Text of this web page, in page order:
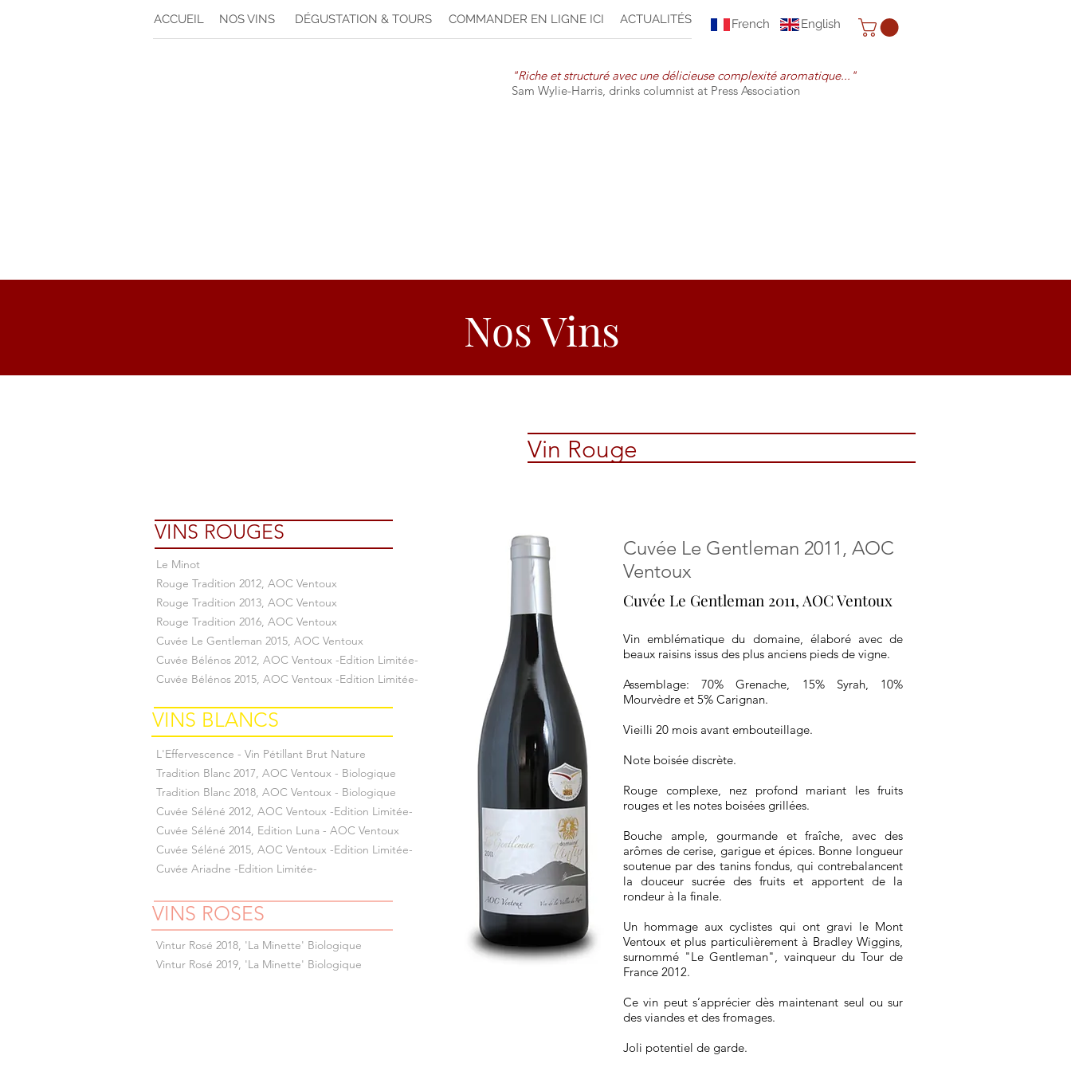
ACCUEIL NOS VINS DÉGUSTATION & TOURS ACTUALITÉS
COMMANDER EN LIGNE ICI French English
"Riche et structuré avec une délicieuse complexité aromatique..."
Sam Wylie-Harris, drinks columnist at Press Association
Nos Vins
Vin Rouge
VINS ROUGES
Le Minot
Rouge Tradition 2012, AOC Ventoux
Rouge Tradition 2013, AOC Ventoux
Rouge Tradition 2016, AOC Ventoux
Cuvée Le Gentleman 2015, AOC Ventoux
Cuvée Bélénos 2012, AOC Ventoux -Edition Limitée-
Cuvée Bélénos 2015, AOC Ventoux -Edition Limitée-
VINS BLANCS
L'Effervescence - Vin Pétillant Brut Nature
Tradition Blanc 2017, AOC Ventoux - Biologique
Tradition Blanc 2018, AOC Ventoux - Biologique
Cuvée Séléné 2012, AOC Ventoux -Edition Limitée-
Cuvée Séléné 2014, Edition Luna - AOC Ventoux
Cuvée Séléné 2015, AOC Ventoux -Edition Limitée-
Cuvée Ariadne -Edition Limitée-
VINS ROSES
Vintur Rosé 2018, 'La Minette' Biologique
Vintur Rosé 2019, 'La Minette' Biologique
Cuvée Le Gentleman 2011, AOC
Ventoux
Cuvée Le Gentleman 2011, AOC Ventoux
Vin emblématique du domaine, élaboré avec de
beaux raisins issus des plus anciens pieds de vigne.
Assemblage: 70% Grenache, 15% Syrah, 10%
Mourvèdre et 5% Carignan.
Vieilli 20 mois avant embouteillage.
Note boisée discrète.
Rouge complexe, nez profond mariant les fruits
rouges et les notes boisées grillées.
Bouche ample, gourmande et fraîche, avec des
arômes de cerise, garigue et épices. Bonne longueur
soutenue par des tanins fondus, qui contrebalancent
la douceur sucrée des fruits et apportent de la
rondeur à la finale.
Un hommage aux cyclistes qui ont gravi le Mont
Ventoux et plus particulièrement à Bradley Wiggins,
surnommé "Le Gentleman", vainqueur du Tour de
France 2012.
Ce vin peut s’apprécier dès maintenant seul ou sur
des viandes et des fromages.
Joli potentiel de garde.